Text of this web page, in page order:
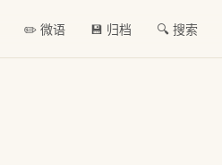
✏️ 微语 💾 归档 🔍 搜索